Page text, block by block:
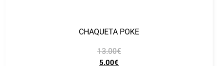
CHAQUETA POKE
13.00€
5.00€